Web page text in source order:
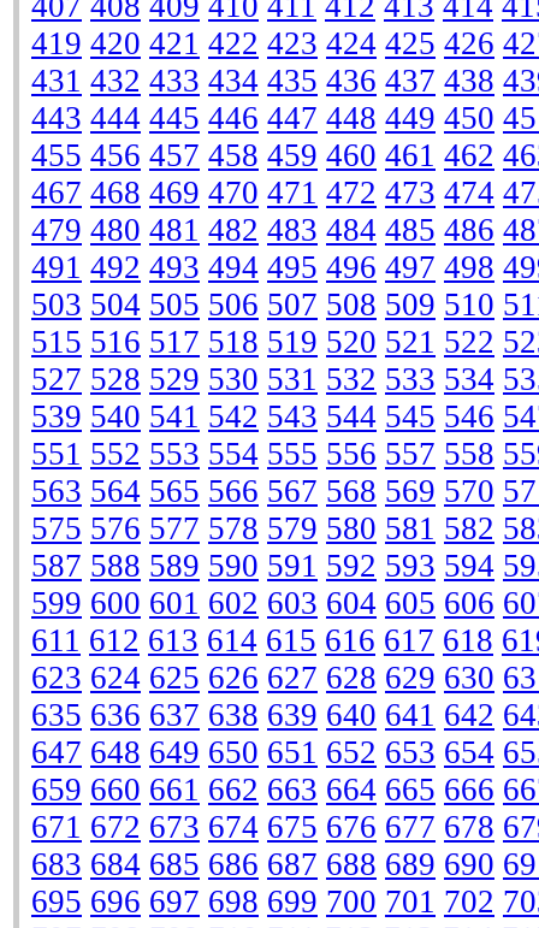
419 420 421 422 423 424 425 426
431 432 433 434 435 436 437 438
443 444 445 446 447 448 449 450
455 456 457 458 459 460 461 462
467 468 469 470 471 472 473 474
479 480 481 482 483 484 485 486
491 492 493 494 495 496 497 498
503 504 505 506 507 508 509 510
515 516 517 518 519 520 521 522
527 528 529 530 531 532 533 534
539 540 541 542 543 544 545 546
551 552 553 554 555 556 557 558
563 564 565 566 567 568 569 570
575 576 577 578 579 580 581 582
587 588 589 590 591 592 593 594
599 600 601 602 603 604 605 606
611 612 613 614 615 616 617 618
623 624 625 626 627 628 629 630
635 636 637 638 639 640 641 642
647 648 649 650 651 652 653 654
659 660 661 662 663 664 665 666
671 672 673 674 675 676 677 678
683 684 685 686 687 688 689 690
695 696 697 698 699 700 701 702